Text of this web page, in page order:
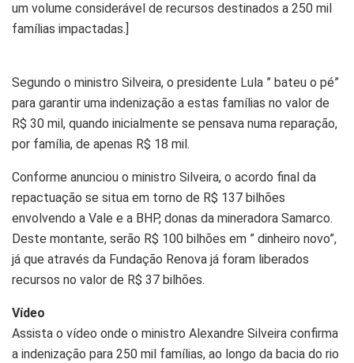
um volume considerável de recursos destinados a 250 mil
famílias impactadas.]
Segundo o ministro Silveira, o presidente Lula ” bateu o pé”
para garantir uma indenização a estas famílias no valor de
R$ 30 mil, quando inicialmente se pensava numa reparação,
por família, de apenas R$ 18 mil.
Conforme anunciou o ministro Silveira, o acordo final da
repactuação se situa em torno de R$ 137 bilhões
envolvendo a Vale e a BHP, donas da mineradora Samarco.
Deste montante, serão R$ 100 bilhões em ” dinheiro novo”,
já que através da Fundação Renova já foram liberados
recursos no valor de R$ 37 bilhões.
Vídeo
Assista o vídeo onde o ministro Alexandre Silveira confirma
a indenização para 250 mil famílias, ao longo da bacia do rio